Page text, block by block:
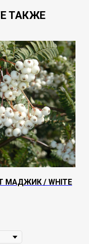
ТАКЖЕ
МАДЖИК / WHITE